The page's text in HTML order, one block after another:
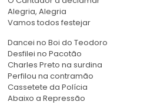
Alegria, Alegria
Vamos todos festejar
Dancei no Boi do Teodoro
Desfilei no Pacotão
Charles Preto na surdina
Perfilou na contramão
Cassetete da Polícia
Abaixo a Repressão